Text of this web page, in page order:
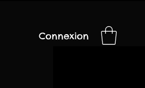
Connexion